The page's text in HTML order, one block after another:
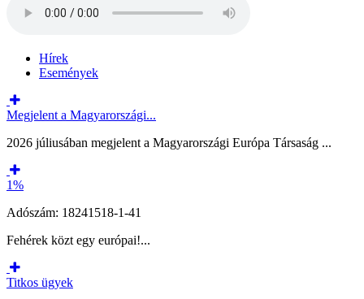
Hírek
Események
Megjelent a Magyarországi...
2026 júliusában megjelent a Magyarországi Európa Társaság ...
1%
Adószám: 18241518-1-41
Fehérek közt egy európai!...
Titkos ügyek